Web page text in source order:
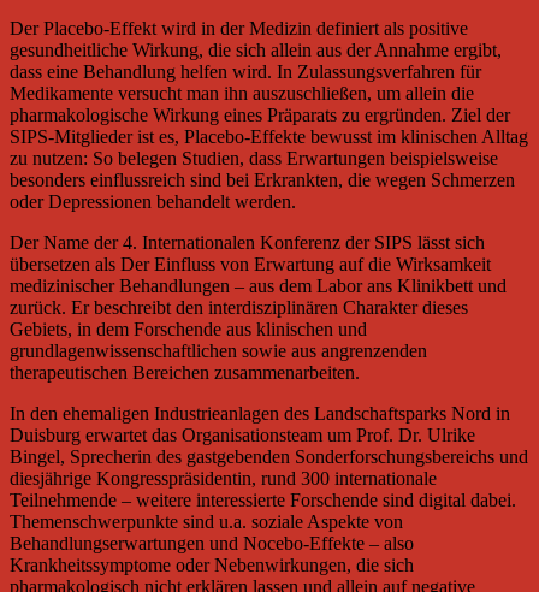
Der Placebo-Effekt wird in der Medizin definiert als positive
gesundheitliche Wirkung, die sich allein aus der Annahme ergibt,
dass eine Behandlung helfen wird. In Zulassungsverfahren für
Medikamente versucht man ihn auszuschließen, um allein die
pharmakologische Wirkung eines Präparats zu ergründen. Ziel der
SIPS-Mitglieder ist es, Placebo-Effekte bewusst im klinischen Alltag
zu nutzen: So belegen Studien, dass Erwartungen beispielsweise
besonders einflussreich sind bei Erkrankten, die wegen Schmerzen
oder Depressionen behandelt werden.
Der Name der 4. Internationalen Konferenz der SIPS lässt sich
übersetzen als Der Einfluss von Erwartung auf die Wirksamkeit
medizinischer Behandlungen – aus dem Labor ans Klinikbett und
zurück. Er beschreibt den interdisziplinären Charakter dieses
Gebiets, in dem Forschende aus klinischen und
grundlagenwissenschaftlichen sowie aus angrenzenden
therapeutischen Bereichen zusammenarbeiten.
In den ehemaligen Industrieanlagen des Landschaftsparks Nord in
Duisburg erwartet das Organisationsteam um Prof. Dr. Ulrike
Bingel, Sprecherin des gastgebenden Sonderforschungsbereichs und
diesjährige Kongresspräsidentin, rund 300 internationale
Teilnehmende – weitere interessierte Forschende sind digital dabei.
Themenschwerpunkte sind u.a. soziale Aspekte von
Behandlungserwartungen und Nocebo-Effekte – also
Krankheitssymptome oder Nebenwirkungen, die sich
pharmakologisch nicht erklären lassen und allein auf negative